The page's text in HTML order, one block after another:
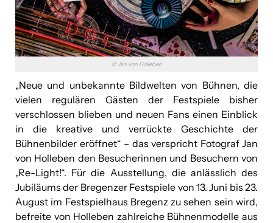
© Jan von Holleben
„Neue und unbekannte Bildwelten von Bühnen, die
vielen regulären Gästen der Festspiele bisher
verschlossen blieben und neuen Fans einen Einblick
in die kreative und verrückte Geschichte der
Bühnenbilder eröffnet“ – das verspricht Fotograf Jan
von Holleben den Besucherinnen und Besuchern von
„Re-Light!“. Für die Ausstellung, die anlässlich des
Jubiläums der Bregenzer Festspiele von 13. Juni bis 23.
August im Festspielhaus Bregenz zu sehen sein wird,
befreite von Holleben zahlreiche Bühnenmodelle aus